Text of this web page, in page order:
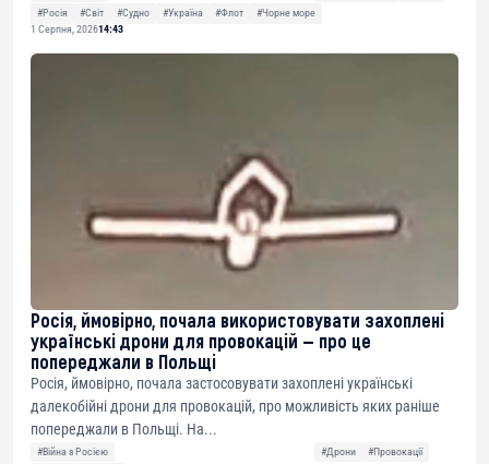
#Росія
#Світ #Судно #Україна #Флот
#Чорне море
1 Серпня, 202614:43
Росія, ймовірно, почала використовувати захоплені
українські дрони для провокацій — про це
попереджали в Польщі
Росія, ймовірно, почала застосовувати захоплені українські
далекобійні дрони для провокацій, про можливість яких раніше
попереджали в Польщі. На...
#Війна з Росією #Дрони
#Провокації